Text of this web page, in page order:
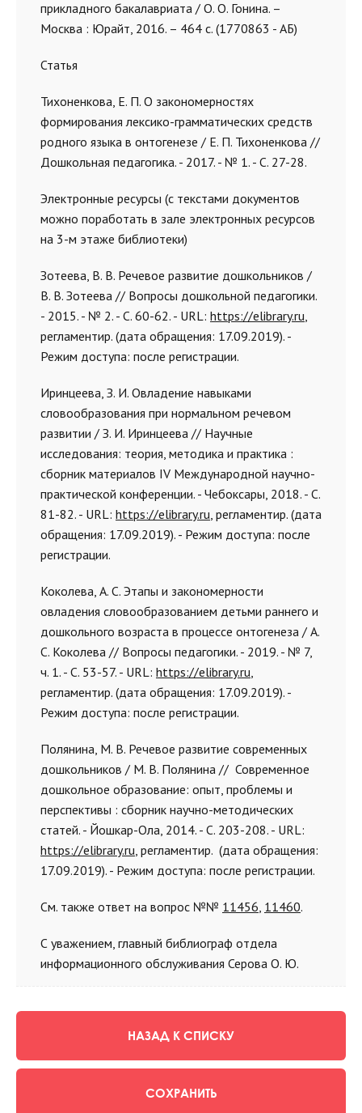
прикладного бакалавриата / О. О. Гонина. –
Москва : Юрайт, 2016. – 464 с. (1770863 - АБ)
Статья
Тихоненкова, Е. П. О закономерностях
формирования лексико-грамматических средств
родного языка в онтогенезе / Е. П. Тихоненкова //
Дошкольная педагогика. - 2017. - № 1. - С. 27-28.
Электронные ресурсы (с текстами документов
можно поработать в зале электронных ресурсов
на 3-м этаже библиотеки)
Зотеева, В. В. Речевое развитие дошкольников /
В. В. Зотеева // Вопросы дошкольной педагогики.
- 2015. - № 2. - С. 60-62. - URL: https://elibrary.ru,
регламентир. (дата обращения: 17.09.2019). -
Режим доступа: после регистрации.
Иринцеева, З. И. Овладение навыками
словообразования при нормальном речевом
развитии / З. И. Иринцеева // Научные
исследования: теория, методика и практика :
сборник материалов IV Международной научно-
практической конференции. - Чебоксары, 2018. - С.
81-82. - URL: https://elibrary.ru, регламентир. (дата
обращения: 17.09.2019). - Режим доступа: после
регистрации.
Коколева, А. С. Этапы и закономерности
овладения словообразованием детьми раннего и
дошкольного возраста в процессе онтогенеза / А.
С. Коколева // Вопросы педагогики. - 2019. - № 7,
ч. 1. - С. 53-57. - URL: https://elibrary.ru,
регламентир. (дата обращения: 17.09.2019). -
Режим доступа: после регистрации.
Полянина, М. В. Речевое развитие современных
дошкольников / М. В. Полянина // Современное
дошкольное образование: опыт, проблемы и
перспективы : сборник научно-методических
статей. - Йошкар-Ола, 2014. - С. 203-208. - URL:
https://elibrary.ru, регламентир. (дата обращения:
17.09.2019). - Режим доступа: после регистрации.
См. также ответ на вопрос №№ 11456, 11460.
С уважением, главный библиограф отдела
информационного обслуживания Серова О. Ю.
НАЗАД К СПИСКУ
СОХРАНИТЬ